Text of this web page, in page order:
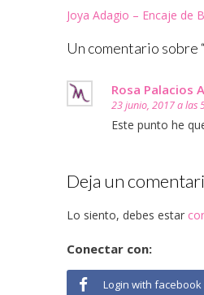
nueva)nueva)nueva)
Navegación
de
entradas
Joya Adagio – Encaje de
Un comentario sobre “
Rosa Palacios
23 junio, 2017 a las
Este punto he
Deja un
Lo siento, debes estar
Conectar con:
Login with facebook